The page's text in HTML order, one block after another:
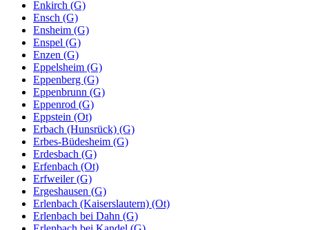
Enkirch (G)
Ensch (G)
Ensheim (G)
Enspel (G)
Enzen (G)
Eppelsheim (G)
Eppenberg (G)
Eppenbrunn (G)
Eppenrod (G)
Eppstein (Ot)
Erbach (Hunsrück) (G)
Erbes-Büdesheim (G)
Erdesbach (G)
Erfenbach (Ot)
Erfweiler (G)
Ergeshausen (G)
Erlenbach (Kaiserslautern) (Ot)
Erlenbach bei Dahn (G)